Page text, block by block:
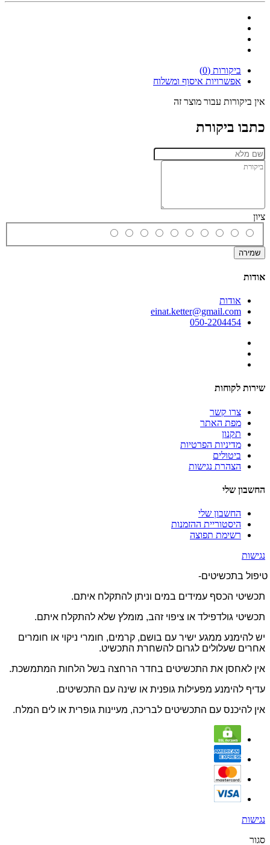
ביקורות (0)
אפשרויות איסוף ומשלוח
אין ביקורות עבור מוצר זה
כתבו ביקורת
ציון
שמירה
אודות
אודות
einat.ketter@gmail.com
050-2204454
שירות לקוחות
צרו קשר
מפת האתר
תקנון
מדיניות הפרטיות
ביטולים
הצהרת נגישות
החשבון שלי
החשבון שלי
היסטוריית ההזמנות
רשימת תפוצה
נגישות
טיפול בתכשיטים-
תכשיטי הכסף עמידים במים וניתן להתקלח איתם.
תכשיטי גולדפילד או ציפוי זהב, מומלץ שלא להתקלח איתם.
יש להימנע ממגע ישיר עם בושם, קרמים, חומרי ניקוי או חומרים
אחרים שעלולים לגרום להשחרת התכשיט.
אין לאחסן את התכשיטים בחדר הרחצה בשל הלחות המתמשכת.
עדיף להימנע מפעילות גופנית או שינה עם התכשיטים.
אין להיכנס עם התכשיטים לבריכה, מעיינות גופרית או לים המלח.
נגישות
סגור